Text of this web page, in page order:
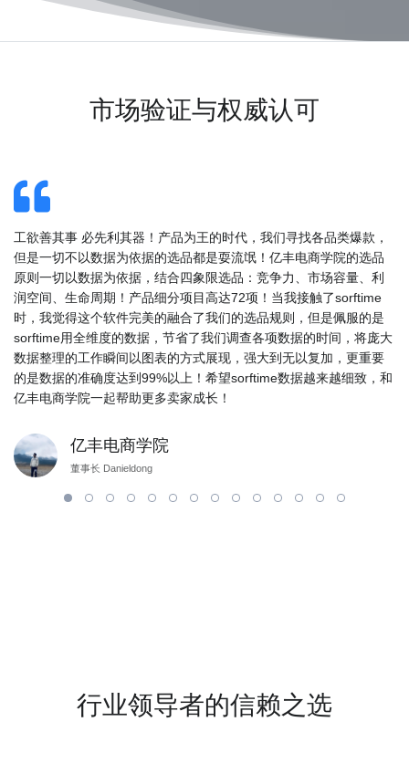
市场验证与权威认可
工欲善其事 必先利其器！产品为王的时代，我们寻找各品类爆款，
但是一切不以数据为依据的选品都是耍流氓！亿丰电商学院的选品
原则一切以数据为依据，结合四象限选品：竞争力、市场容量、利
润空间、生命周期！产品细分项目高达72项！当我接触了sorftime
时，我觉得这个软件完美的融合了我们的选品规则，但是佩服的是
sorftime用全维度的数据，节省了我们调查各项数据的时间，将庞大
数据整理的工作瞬间以图表的方式展现，强大到无以复加，更重要
的是数据的准确度达到99%以上！希望sorftime数据越来越细致，和
亿丰电商学院一起帮助更多卖家成长！
亿丰电商学院
董事长 Danieldong
行业领导者的信赖之选